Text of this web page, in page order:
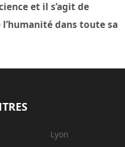
et il s’agit de
dans toute sa
Lyon